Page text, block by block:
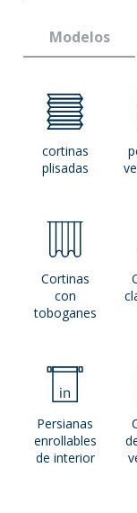
Modelos
cortinas
plisadas
Cortinas
con
toboganes
Persianas
enrollables
de interior